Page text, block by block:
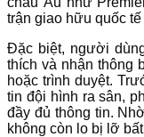
trận giao hữu quốc
Đặc biệt, người
thích và nhận thông
hoặc trình duyệt.
tin đội hình ra sân,
đầy đủ thông tin.
không còn lo bị lỡ